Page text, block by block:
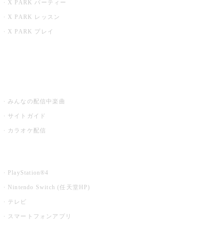
X PARK パーティー
X PARK レッスン
X PARK プレイ
みんなの配信中楽曲
サイトガイド
カラオケ配信
PlayStation®4
Nintendo Switch (任天堂HP)
テレビ
スマートフォンアプリ